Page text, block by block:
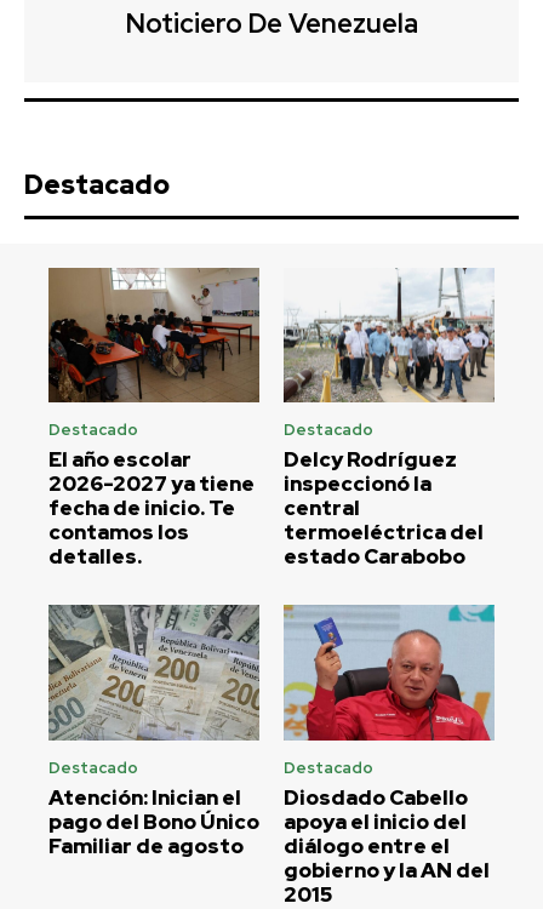
Noticiero De Venezuela
Destacado
Destacado
El año escolar
2026-2027 ya tiene
fecha de inicio. Te
contamos los
detalles.
Destacado
Delcy Rodríguez
inspeccionó la
central
termoeléctrica del
estado Carabobo
Destacado
Atención: Inician el
pago del Bono Único
Familiar de agosto
Destacado
Diosdado Cabello
apoya el inicio del
diálogo entre el
gobierno y la AN del
2015